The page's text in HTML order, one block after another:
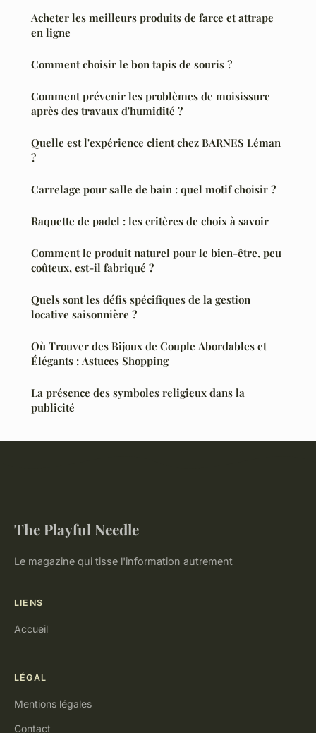
Acheter les meilleurs produits de farce et attrape
en ligne
Comment choisir le bon tapis de souris ?
Comment prévenir les problèmes de moisissure
après des travaux d'humidité ?
Quelle est l'expérience client chez BARNES Léman
?
Carrelage pour salle de bain : quel motif choisir ?
Raquette de padel : les critères de choix à savoir
Comment le produit naturel pour le bien-être, peu
coûteux, est-il fabriqué ?
Quels sont les défis spécifiques de la gestion
locative saisonnière ?
Où Trouver des Bijoux de Couple Abordables et
Élégants : Astuces Shopping
La présence des symboles religieux dans la
publicité
The Playful Needle
Le magazine qui tisse l'information autrement
LIENS
Accueil
LÉGAL
Mentions légales
Contact